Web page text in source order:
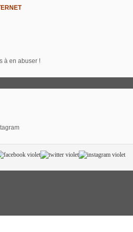
à en abuser !